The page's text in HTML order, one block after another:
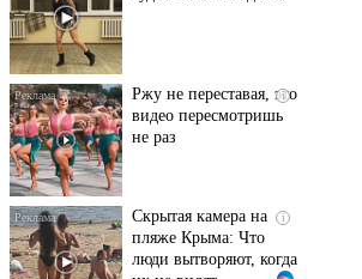
видео пересмотришь
не раз
пляже Крыма: Что
люди вытворяют, когда
их не видят...